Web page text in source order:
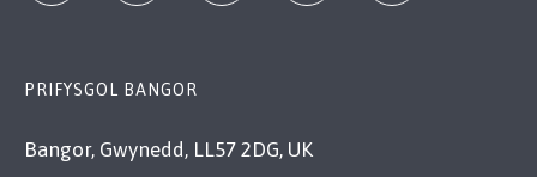
PRIFYSGOL BANGOR
Bangor, Gwynedd, LL57 2DG, UK